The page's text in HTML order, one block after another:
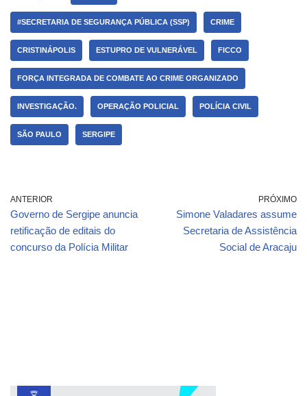
#SECRETARIA DE SEGURANÇA PÚBLICA (SSP) CRIME
CRISTINÁPOLIS ESTUPRO DE VULNERÁVEL FICCO
FORÇA INTEGRADA DE COMBATE AO CRIME ORGANIZADO
INVESTIGAÇÃO. OPERAÇÃO POLICIAL POLÍCIA CIVIL
SÃO PAULO SERGIPE
ANTERIOR
Governo de Sergipe anuncia
retificação de editais do
concurso da Polícia Militar
PRÓXIMO
Simone Valadares assume
Secretaria de Assistência
Social de Aracaju